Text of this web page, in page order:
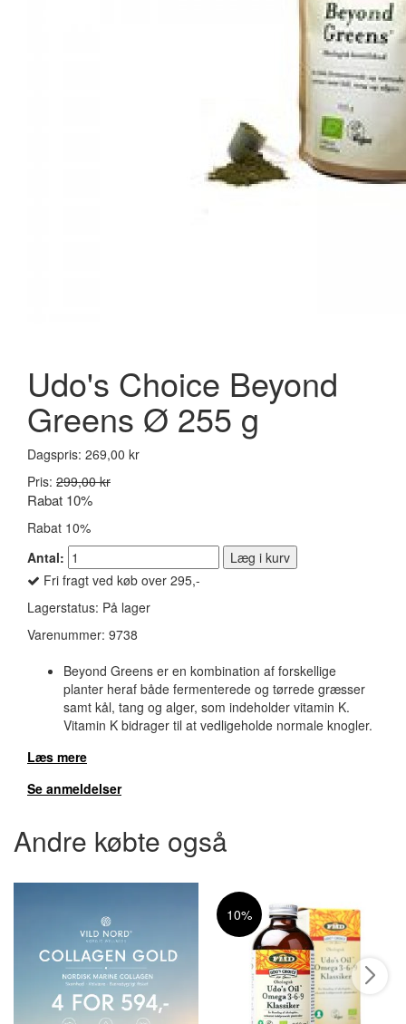
Zinobel Instant Care Serum Organic Boost • 30ml.
349,00 kr.
Udo's Choice Beyond
Greens Ø 255 g
Dagspris: 269,00 kr
Pris: 299,00 kr
Rabat 10%
Rabat 10%
Antal:
Læg i kurv
Fri fragt ved køb over 295,-
Lagerstatus: På lager
Varenummer: 9738
Beyond Greens er en kombination af forskellige
planter heraf både fermenterede og tørrede græsser
samt kål, tang og alger, som indeholder vitamin K.
Vitamin K bidrager til at vedligeholde normale knogler.
Læs mere
Se anmeldelser
Andre købte også
10%